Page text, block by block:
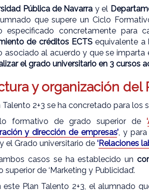
Pública de Navarra y el
que supere un Ciclo
especificado concretamente para
de créditos ECTSequivalente a
asociado al acuerdo y que se imparta
el grado universitario en 3 cursos
y organización del
Talento 2+3 se ha concretado para los
formativo de grado superior de ‘
y dirección de empresas’, y
el Grado universitario de ‘Relaciones
casos se ha establecido un
superior de ‘Marketing y Publicidad’.
este Plan Talento 2+3, el alumnado